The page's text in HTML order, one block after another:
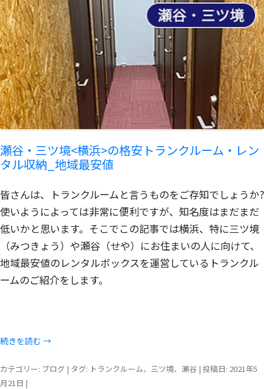
瀬谷・三ツ境<横浜>の格安トランクルーム・レン
タル収納_地域最安値
皆さんは、トランクルームと言うものをご存知でしょうか?
使いようによっては非常に便利ですが、知名度はまだまだ
低いかと思います。そこでこの記事では横浜、特に三ツ境
（みつきょう）や瀬谷（せや）にお住まいの人に向けて、
地域最安値のレンタルボックスを運営しているトランクル
ームのご紹介をします。
続きを読む →
カテゴリー: ブログ | タグ: トランクルーム、 三ツ境、 瀬谷 | 投稿日: 2021年5
月21日 |